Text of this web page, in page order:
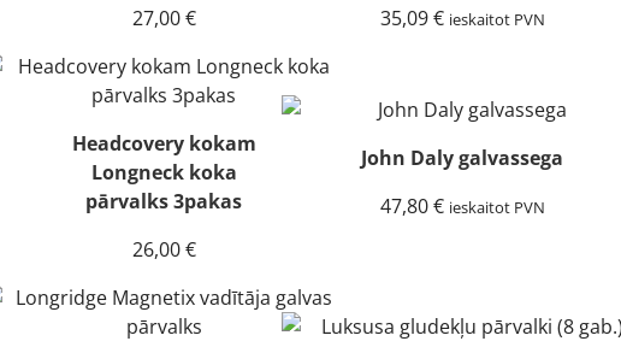
27,00€
35,09€ ieskaitot PVN
Headcovery kokam
Longneck koka
pārvalks 3pakas
26,00€
John Daly galvassega
47,80€ ieskaitot PVN